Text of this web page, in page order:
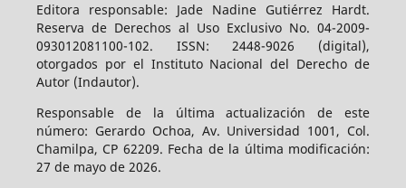
Editora responsable: Jade Nadine Gutiérrez Hardt.
Reserva de Derechos al Uso Exclusivo No. 04-2009-
093012081100-102. ISSN: 2448-9026 (digital),
otorgados por el Instituto Nacional del Derecho de
Autor (Indautor).
Responsable de la última actualización de este
número: Gerardo Ochoa, Av. Universidad 1001, Col.
Chamilpa, CP 62209. Fecha de la última modificación:
27 de mayo de 2026.